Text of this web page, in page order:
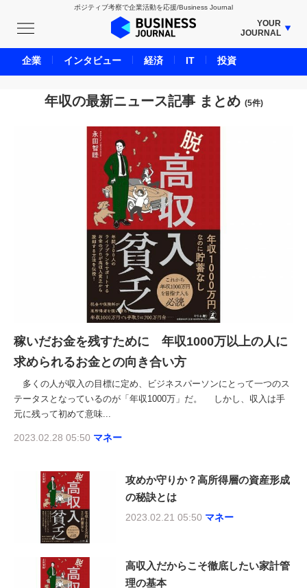
ポジティブ考察で企業活動を応援/Business Journal
YOUR
JOURNAL
BUSINESS JOURNAL
UNICORN JOURNAL
CARBON CREDITS JOURNAL
ENERGY MANAGEMENT JOURNAL
INBOUND JOURNAL
LIFE ENDING JOURNAL
AI JOURNAL
REAL ESTATE BROKERAGE JOURNAL
SMART MARKETING JOURNAL
BPaaS JOURNAL
ADOPTABLE DOG JOURNAL
年収の最新ニュース記事 まとめ (5件)
稼いだお金を残すために 年収1000万以上の人に
求められるお金との向き合い方
多くの人が収入の目標に定め、ビジネスパーソンにとって一つのス
テータスとなっているのが「年収1000万」だ。 しかし、収入は手
元に残って初めて意味...
2023.02.28 05:50 マネー
攻めか守りか？高所得層の資産形成
の秘訣とは
2023.02.21 05:50 マネー
高収入だからこそ徹底したい家計管
理の基本
企業 インタビュー 経済 IT 投資